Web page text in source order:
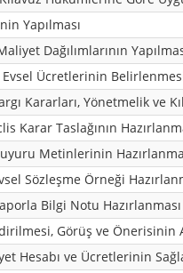
Yapılması
Dağılımlarının
Ücretlerinin
Kararları, Yönetmelik ve
Karar Taslağının
Metinlerinin
Sözleşme Örneği
Bilgi Notu Hazırlanması
Görüş ve Önerisinin
Hesabı ve Ücretlerinin